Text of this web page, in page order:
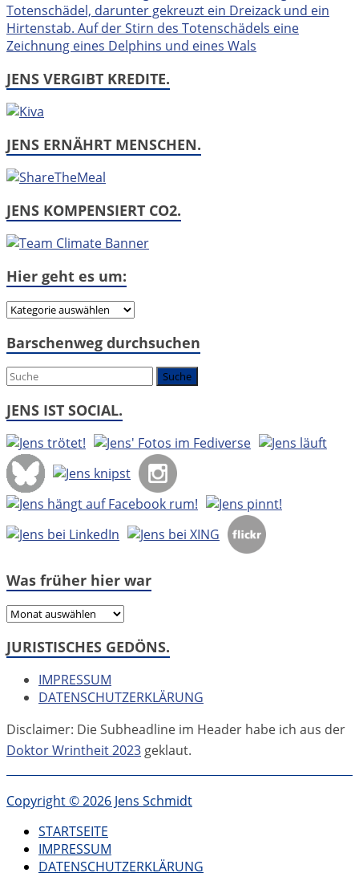
JENS VERGIBT KREDITE.
JENS ERNÄHRT MENSCHEN.
JENS KOMPENSIERT CO2.
Hier geht es um:
Hier
es
Barschenweg durchsuchen
JENS IST SOCIAL.
Was früher hier war
Was
hier
JURISTISCHES GEDÖNS.
IMPRESSUM
DATENSCHUTZERKLÄRUNG
Disclaimer: Die Subheadline im Header habe ich aus der
Doktor Wrintheit 2023 geklaut.
Copyright © 2026 Jens Schmidt
STARTSEITE
IMPRESSUM
DATENSCHUTZERKLÄRUNG